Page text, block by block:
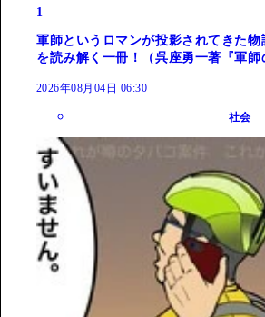
1
軍師というロマンが投影されてきた
を読み解く一冊！（呉座勇一著『軍師
2026年08月04日 06:30
社会